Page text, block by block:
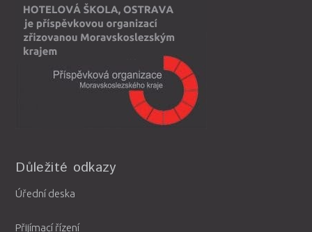
Důležité odkazy
Úřední deska
Přijímací řízení